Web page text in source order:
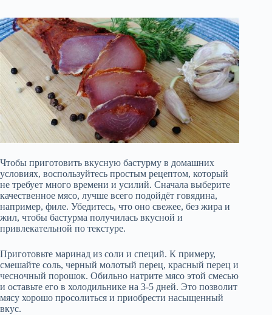
Чтобы приготовить вкусную бастурму в домашних
условиях, воспользуйтесь простым рецептом, который
не требует много времени и усилий. Сначала выберите
качественное мясо, лучше всего подойдёт говядина,
например, филе. Убедитесь, что оно свежее, без жира и
жил, чтобы бастурма получилась вкусной и
привлекательной по текстуре.
Приготовьте маринад из соли и специй. К примеру,
смешайте соль, черный молотый перец, красный перец и
чесночный порошок. Обильно натрите мясо этой смесью
и оставьте его в холодильнике на 3-5 дней. Это позволит
мясу хорошо просолиться и приобрести насыщенный
вкус.